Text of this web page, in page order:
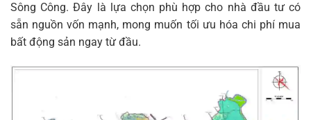
Sông Công. Đây là lựa chọn phù hợp cho nhà đầu tư có
sẵn nguồn vốn mạnh, mong muốn tối ưu hóa chi phí mua
bất động sản ngay từ đầu.